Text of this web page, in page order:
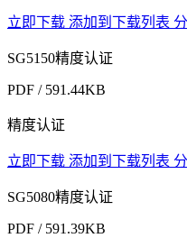
立即下载 添加到下载列表
SG5150精度认证
PDF / 591.44KB
精度认证
立即下载 添加到下载列表
SG5080精度认证
PDF / 591.39KB